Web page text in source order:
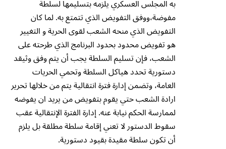
به المجلس العسكري يلزمه بتسليمها لسلطة
مفوضة،ووفق التفويض الذي تتمتع به. لما كان
التفويض الذي منحه الشعب لقوى الحرية و التغيير
هو تفويض محدود بحدود البرنامج الذي طرحته على
الشعب، فإن تسليم السلطة يجب أن يتم وفق وثيقد
دستورية تحدد هياكل السلطة وتحمي الحريات
العامة، وتضمن إدارة فترة انتقالية يتم من خلالها تحرير
ارادة الشعب حتي يقوم بتفويض من يريد ان يفوضه
لممارسة الحكم نيابة عنه. إدارة الفترة الإنتقالية عقب
سقوط الدستور لا تعني إقامة سلطة مطلقة بل يلزم
أن تكون سلطة مقيدة بقيود دستورية.